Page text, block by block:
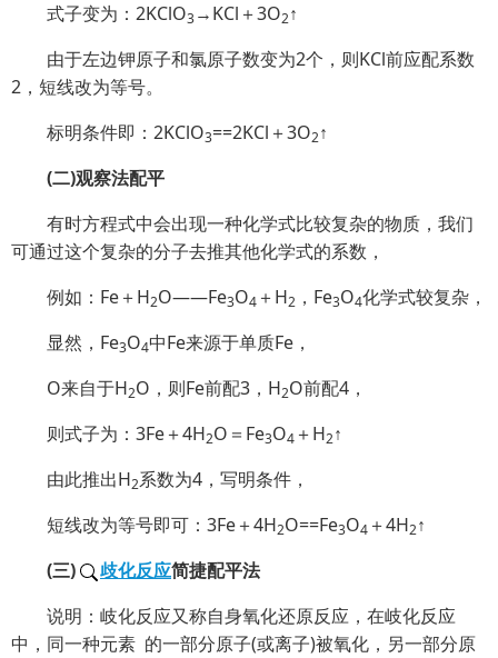
式子变为：2KClO3→KCl＋3O2↑
由于左边钾原子和氯原子数变为2个，则KCl前应配系数
2，短线改为等号。
标明条件即：2KClO3==2KCl＋3O2↑
(二)观察法配平
有时方程式中会出现一种化学式比较复杂的物质，我们
可通过这个复杂的分子去推其他化学式的系数，
例如：Fe＋H2O——Fe3O4 ＋H2 ，Fe3O4化学式较复杂，
显然，Fe3O4中Fe来源于单质Fe，
O来自于H2O，则Fe前配3，H2O前配4，
则式子为：3Fe＋4H2O＝Fe3O4 ＋H2↑
由此推出H2系数为4，写明条件，
短线改为等号即可：3Fe＋4H2O==Fe3O4 ＋4H2↑
(三)
歧化反应简捷配平法
说明：岐化反应又称自身氧化还原反应，在岐化反应
中，同一种元素 的一部分原子(或离子)被氧化，另一部分原